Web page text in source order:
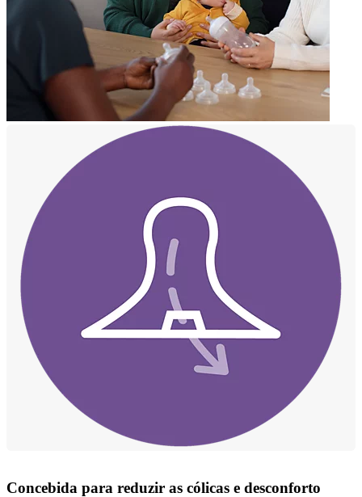
Concebida para reduzir as cólicas e desconforto